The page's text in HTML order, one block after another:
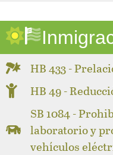
HB 433 -
HB 49 -
SB 1084 -
laboratorio y
vehículos